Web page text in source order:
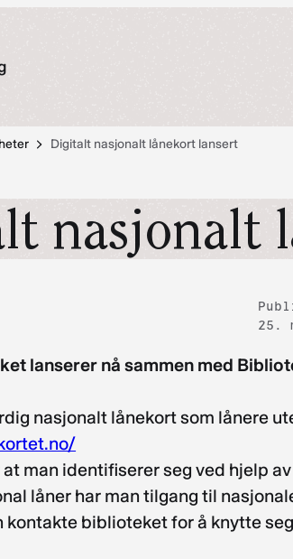
Digitalt nasjonalt lånekort lansert
nasjonalt
25.
lanserer nå sammen med
nasjonalt lånekort som lånere
man identifiserer seg ved hjelp av
låner har man tilgang til
kontakte biblioteket for å knytte